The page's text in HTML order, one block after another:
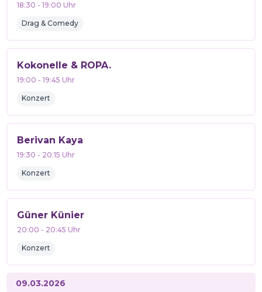
18:30 -19:00 Uhr
Drag & Comedy
Kokonelle & ROPA.
19:00 -19:45 Uhr
Konzert
Berivan Kaya
19:30 - 20:15 Uhr
Konzert
Güner Künier
20:00 - 20:45 Uhr
Konzert
09.03.2026